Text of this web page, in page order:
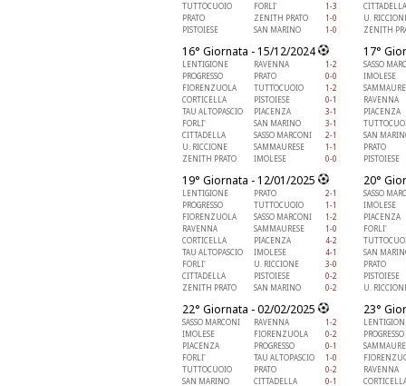
TUTTOCUOIO
FORLI'
1-3
PRATO
ZENITH PRATO
1-0
PISTOIESE
SAN MARINO 1-0
16° Giornata - 15/12/2024
LENTIGIONE RAVENNA
1-2
PROGRESSO
PRATO
0-0
FIORENZUOLA
TUTTOCUOIO
1-2
CORTICELLA
PISTOIESE
0-1
TAU ALTOPASCIO
PIACENZA
3-1
FORLI'
SAN MARINO
3-1
CITTADELLA
SASSO MARCONI
2-1
U. RICCIONE
SAMMAURESE
1-1
ZENITH PRATO
IMOLESE 0-0
19° Giornata - 12/01/2025
LENTIGIONE PRATO
2-1
PROGRESSO
TUTTOCUOIO
1-1
FIORENZUOLA
SASSO MARCONI
1-2
RAVENNA
SAMMAURESE
1-0
CORTICELLA
PIACENZA
4-2
TAU ALTOPASCIO
IMOLESE
4-1
FORLI'
U. RICCIONE
3-0
CITTADELLA
PISTOIESE
0-2
ZENITH PRATO
SAN MARINO 0-2
22° Giornata - 02/02/2025
SASSO MARCONI RAVENNA
1-2
IMOLESE
FIORENZUOLA
0-2
PIACENZA
PROGRESSO
0-1
FORLI'
TAU ALTOPASCIO
1-0
TUTTOCUOIO
PRATO
0-2
SAN MARINO
CITTADELLA
0-1
CITTADELLA
U.
ZENITH
17°
SASSO
IMOLESE
RAVENNA
PIACENZA
SAN
PRATO
PISTOIESE
20°
SASSO
IMOLESE
PIACENZA
FORLI'
SAN
PRATO
PISTOIESE
U.
23°
PROGRESSO
RAVENNA